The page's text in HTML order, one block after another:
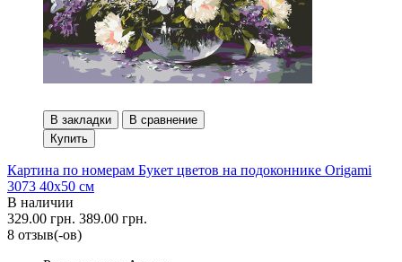
В закладки
В сравнение
Купить
Картина по номерам Букет цветов на подоконнике Origami
3073 40x50 см
В наличии
329.00 грн. 389.00 грн.
8 отзыв(-ов)